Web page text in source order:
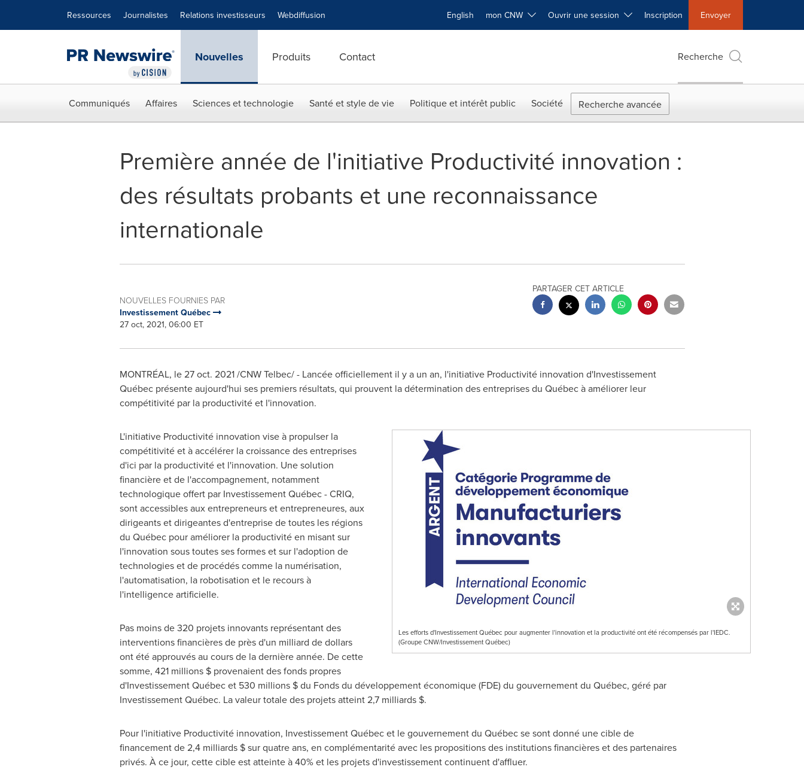
Ressources Journalistes Relations investisseurs Webdiffusion English mon CNW Ouvrir une session Inscription Envoyer
Nouvelles Produits Contact Recherche
Communiqués Affaires Sciences et technologie Santé et style de vie Politique et intérêt public Société Recherche avancée
Première année de l'initiative Productivité innovation :
des résultats probants et une reconnaissance
internationale
NOUVELLES FOURNIES PAR
Investissement Québec
27 oct, 2021, 06:00 ET
PARTAGER CET ARTICLE
MONTRÉAL, le27 oct. 2021/CNW Telbec/ - Lancée officiellement il y a un an, l'initiative Productivité innovation d'Investissement
Québec présente aujourd'hui ses premiers résultats, qui prouvent la détermination des entreprises du Québec à améliorer leur
compétitivité par la productivité et l'innovation.
Les efforts d'Investissement Québec pour augmenter l'innovation et la productivité ont été récompensés par l'IEDC.
(Groupe CNW/Investissement Québec)
L'initiative Productivité innovation vise à propulser la
compétitivité et à accélérer la croissance des entreprises
d'ici par la productivité et l'innovation. Une solution
financière et de l'accompagnement, notamment
technologique offert par Investissement Québec - CRIQ,
sont accessibles aux entrepreneurs et entrepreneures, aux
dirigeants et dirigeantes d'entreprise de toutes les régions
du Québec pour améliorer la productivité en misant sur
l'innovation sous toutes ses formes et sur l'adoption de
technologies et de procédés comme la numérisation,
l'automatisation, la robotisation et le recours à
l'intelligence artificielle.
Pas moins de 320 projets innovants représentant des
interventions financières de près d'un milliard de dollars
ont été approuvés au cours de la dernière année. De cette
somme, 421 millions $ provenaient des fonds propres
d'Investissement Québec et 530 millions $ du Fonds du développement économique (FDE) du gouvernement du Québec, géré par
Investissement Québec. La valeur totale des projets atteint 2,7 milliards $.
Pour l'initiative Productivité innovation, Investissement Québec et le gouvernement du Québec se sont donné une cible de
financement de 2,4 milliards $ sur quatre ans, en complémentarité avec les propositions des institutions financières et des partenaires
privés. À ce jour, cette cible est atteinte à 40% et les projets d'investissement continuent d'affluer.